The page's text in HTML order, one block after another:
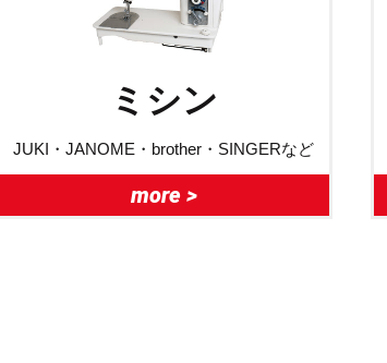
ミシン
JUKI・JANOME・brother・SINGERなど
more >